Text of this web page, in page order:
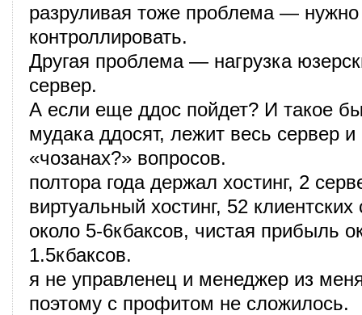
разруливая тоже проблема — нужно
контроллировать.
Другая проблема — нагрузка
сервер.
А если еще ддос пойдет? И такое
мудака ддосят, лежит весь сервер
«чозанах?» вопросов.
полтора года держал хостинг, 2
виртуальный хостинг, 52
около 5-6кбаксов, чистая прибыль
1.5кбаксов.
я не управленец и менеджер из
поэтому с профитом не сложилось.